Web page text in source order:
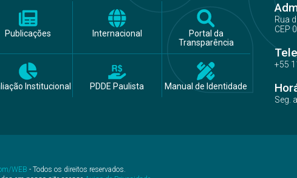
Publicações Internacional
Portal da
Transparência
Institucional PDDE Paulista Manual de Identidade
Rua
CEP
+55
Seg.
WEB - Todos os direitos reservados.